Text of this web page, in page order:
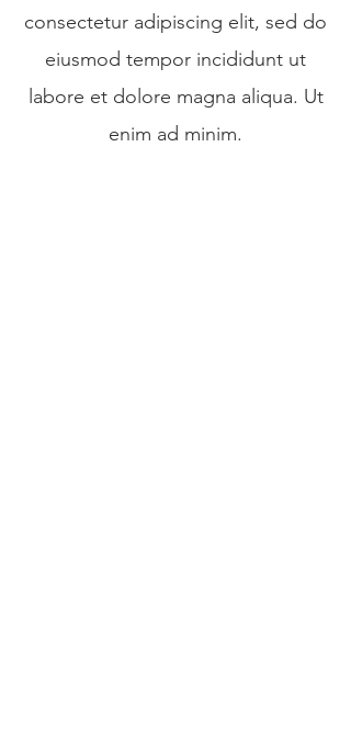
consectetur adipiscing elit, sed do
eiusmod tempor incididunt ut
labore et dolore magna aliqua. Ut
enim ad minim.